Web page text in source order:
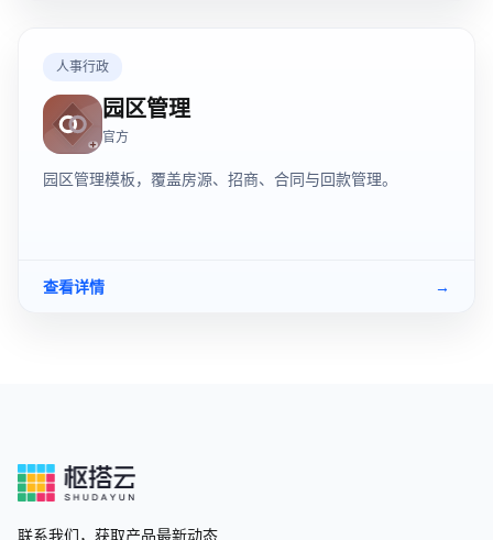
人事行政
园区管理
官方
园区管理模板，覆盖房源、招商、合同与回款管理。
查看详情 →
联系我们，获取产品最新动态